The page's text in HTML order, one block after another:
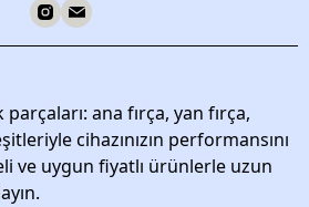
ana fırça, yan fırça,
cihazınızın performansını
ve uygun fiyatlı ürünlerle uzun